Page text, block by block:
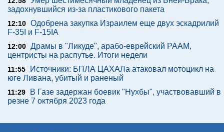
задохнувшийся из-за пластикового пакета
12:10 Одобрена закупка Израилем еще двух эскадрилий
F-35I и F-15IA
12:00 Драмы в "Ликуде", арабо-еврейский РААМ,
центристы на распутье. Итоги недели
11:55
Источники: БПЛА ЦАХАЛа атаковал мотоцикл на
юге Ливана, убитый и раненый
11:29
В Газе задержан боевик "Нухбы", участвовавший в
резне 7 октября 2023 года